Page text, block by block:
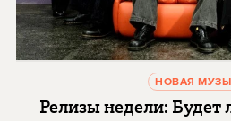
НОВАЯ
Релизы недели: Будет